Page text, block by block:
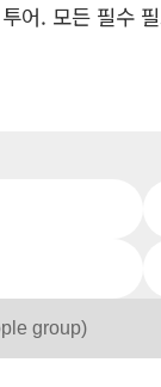
어. 모든 필수